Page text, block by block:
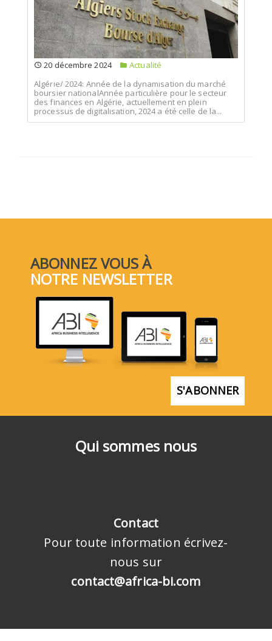
20 décembre 2024
Actualité
Algérie/ 2024: Année de la dynamisation du marché
boursier nationalAnnée particulière pour le secteur
des finances en Algérie, actuellement en plein
processus de digitalisation, 2024 a été celle de la...
Qui sommes nous
Contact
Pour toute information écrivez-
nous sur
contact@africa-bi.com
ABONNEZ VOUS À
NOTRE NEWSLETTER
S'ABONNER